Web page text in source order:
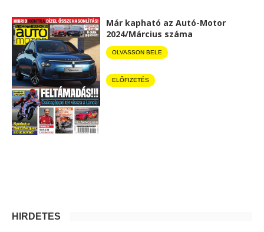
Már kapható az Autó-Motor
2024/Március száma
OLVASSON BELE
ELŐFIZETÉS
HIRDETÉS